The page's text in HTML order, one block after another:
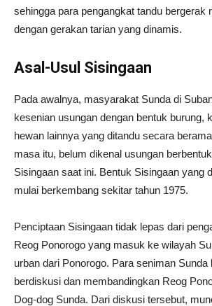
sehingga para pengangkat tandu bergerak
dengan gerakan tarian yang dinamis.
Asal-Usul Sisingaan
Pada awalnya, masyarakat Sunda di
kesenian usungan dengan bentuk burung,
hewan lainnya yang ditandu secara
masa itu, belum dikenal usungan
Sisingaan saat ini. Bentuk Sisingaan yang
mulai berkembang sekitar tahun 1975.
Penciptaan Sisingaan tidak lepas dari
Reog Ponorogo yang masuk ke wilayah
urban dari Ponorogo. Para seniman Sunda
berdiskusi dan membandingkan Reog
Dog-dog Sunda. Dari diskusi tersebut,